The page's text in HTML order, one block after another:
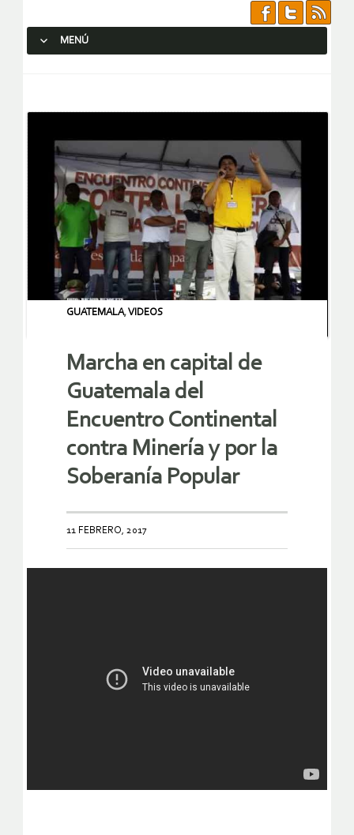
MENÚ
GUATEMALA,VIDEOS
Marcha en capital de
Guatemala del
Encuentro Continental
contra Minería y por la
Soberanía Popular
11 FEBRERO, 2017